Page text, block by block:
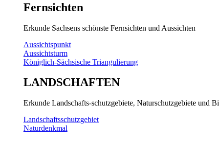
Fernsichten
Erkunde Sachsens schönste Fernsichten und Aussichten
Aussichtspunkt
Aussichtsturm
Königlich-Sächsische Triangulierung
LANDSCHAFTEN
Erkunde Landschafts-schutzgebiete, Naturschutzgebiete und
Landschaftsschutzgebiet
Naturdenkmal